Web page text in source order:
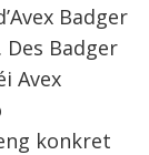
Badger
Des Badger
Avex
konkret